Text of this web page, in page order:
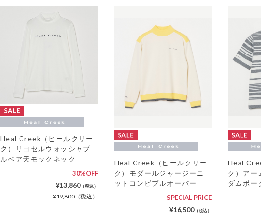
Heal Creek（ヒールクリー
ク）リヨセルウォッシャブ
ルベア天モックネック
30%OFF
¥13,860（税込）
¥19,800（税込）
Heal Creek（ヒールクリー
ク）モダールジャージーニ
ットコンビプルオーバー
SPECIAL PRICE
¥16,500（税込）
Heal
ク）アー
ダムボー